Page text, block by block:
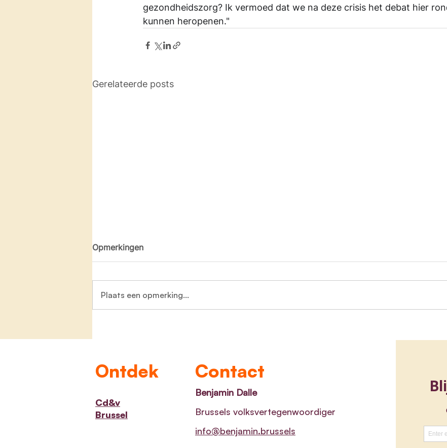
gezondheidszorg? Ik vermoed dat we na deze crisis het debat hier
kunnen heropenen."
Gerelateerde posts
Opmerkingen
Plaats een opmerking...
Ontdek
Cd&v
Brussel
Contact
Benjamin Dalle
Brussels volksvertegenwoordiger
info@benjamin.brussels